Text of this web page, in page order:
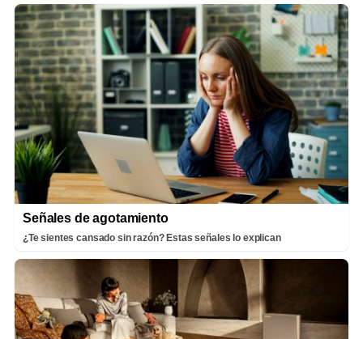
Señales de agotamiento
¿Te sientes cansado sin razón? Estas señales lo explican